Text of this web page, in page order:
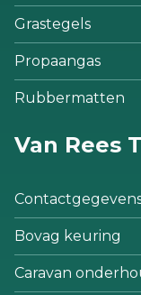
Grastegels
Propaangas
Rubbermatten
Van Rees
Bovag keuring
Caravan